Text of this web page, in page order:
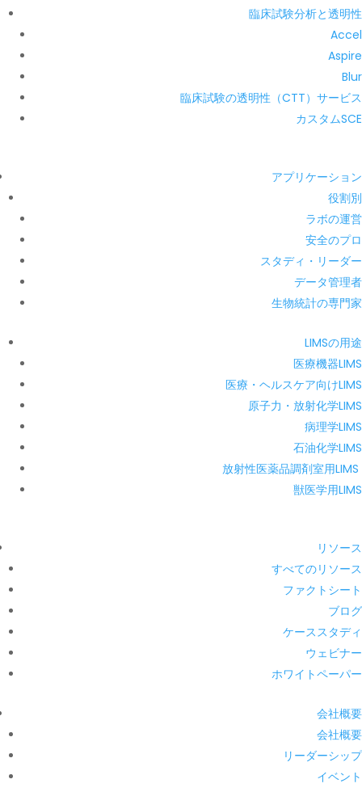
臨床試験分析と透明性
Accel
Aspire
Blur
臨床試験の透明性（CTT）サービス
カスタムSCE
アプリケーション
役割別
ラボの運営
安全のプロ
スタディ・リーダー
データ管理者
生物統計の専門家
LIMSの用途
医療機器LIMS
医療・ヘルスケア向けLIMS
原子力・放射化学LIMS
病理学LIMS
石油化学LIMS
放射性医薬品調剤室用LIMS
獣医学用LIMS
リソース
すべてのリソース
ファクトシート
ブログ
ケーススタディ
ウェビナー
ホワイトペーパー
会社概要
会社概要
リーダーシップ
イベント